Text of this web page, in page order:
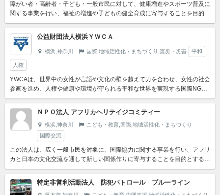
障がい者・高齢者・子ども・一般市民に対して、健康増進やスポーツ普及に
関する事業を行い、福祉の増進や子どもの健全育成に寄与することを目的と
する。さらに、スポーツを通した地域の新たなコミュニティ形成...
公益財団法人横浜ＹＷＣＡ
横浜,神奈川 国際,地域活性化・まちづくり,震災・災害 平和
人権
YWCAは、世界中の女性が言語や文化の壁を越えて力を合わせ、女性の社会
参画を進め、人権や健康や環境が守られる平和な世界を実現する国際NGO
です。
ＮＰＯ法人 アフリカヘリテイジコミティー
横浜,神奈川
こども・教育,国際,地域活性化・まちづくり
国際交流
この法人は、広く一般市民を対象に、国際協力に関する事業を行い、アフリ
カと日本の文化交流を通して新しい関係作りに寄与することを目的とする。
また、地域や世代を超えた活動や被災地域など困難な状況にある...
特定非営利活動法人 防犯パトロール ブルーライン